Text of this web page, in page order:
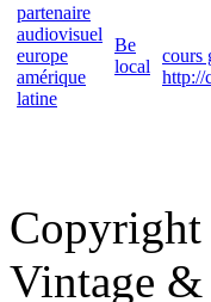
partenaire
audiovisuel
europe
amérique
latine
Be
local
cours
http://
Vintage &